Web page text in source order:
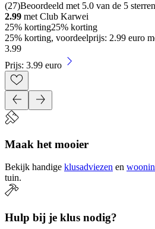
(27)Beoordeeld met 5.0 van de 5
2.99 met Club Karwei
25% korting25% korting
25% korting, voordeelprijs: 2.99 euro
3.99
Prijs: 3.99 euro
Maak het mooier
Bekijk handige klusadviezen en
tuin.
Hulp bij je klus nodig?